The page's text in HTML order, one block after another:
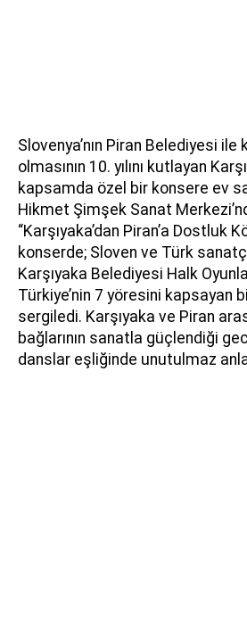
Slovenya’nın Piran Belediyesi
olmasının 10. yılını kutlayan
kapsamda özel bir konsere ev
Hikmet Şimşek Sanat
“Karşıyaka’dan Piran’a Dostluk
konserde; Sloven ve Türk
Karşıyaka Belediyesi Halk
Türkiye’nin 7 yöresini kapsayan
sergiledi. Karşıyaka ve Piran
bağlarının sanatla güçlendiği
danslar eşliğinde unutulmaz